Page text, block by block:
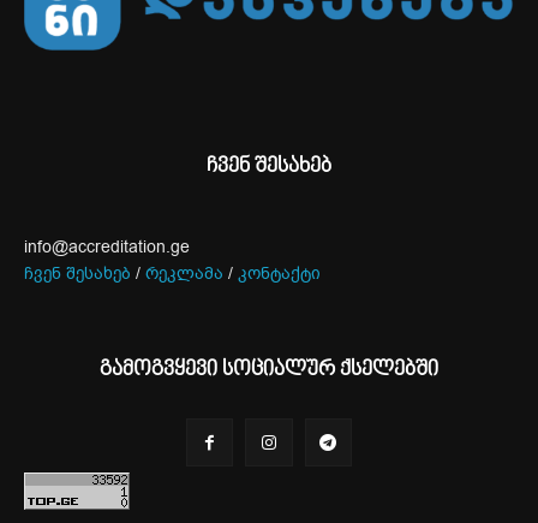
ჩვენ შესახებ
info@accreditation.ge
ჩვენ შესახებ / რეკლამა / კონტაქტი
გამოგვყევი სოციალურ ქსელებში